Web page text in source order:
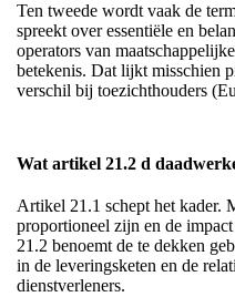
Ten tweede wordt vaak de
spreekt over essentiële en
operators van
betekenis. Dat lijkt misschien
verschil bij toezichthouders
Wat artikel 21.2 d
Artikel 21.1 schept het kader.
proportioneel zijn en de
21.2 benoemt de te dekken
in de leveringsketen en de
dienstverleners.